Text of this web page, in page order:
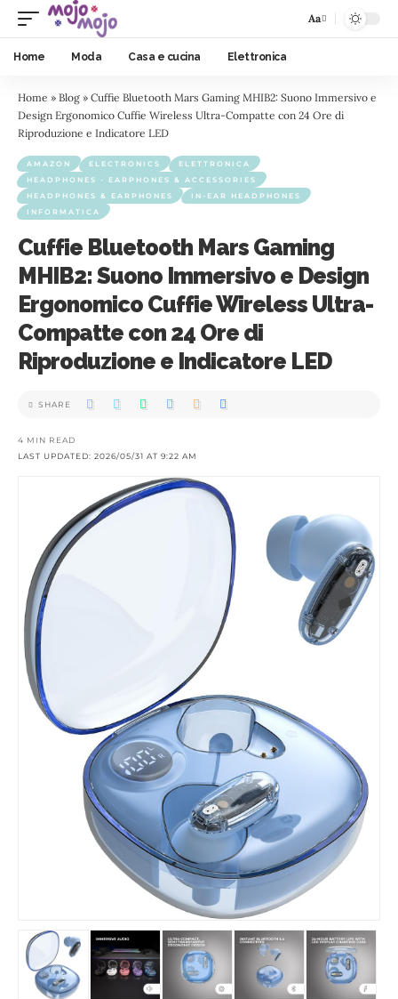
Aa
Home Moda Casa e cucina Elettronica
Home » Blog » Cuffie Bluetooth Mars Gaming MHIB2: Suono Immersivo e
Design Ergonomico Cuffie Wireless Ultra-Compatte con 24 Ore di
Riproduzione e Indicatore LED
AMAZON ELECTRONICS
ELETTRONICA
HEADPHONES - EARPHONES & ACCESSORIES
HEADPHONES & EARPHONES
IN-EAR HEADPHONES
INFORMATICA
Cuffie Bluetooth Mars Gaming
MHIB2: Suono Immersivo e Design
Ergonomico Cuffie Wireless Ultra-
Compatte con 24 Ore di
Riproduzione e Indicatore LED
LAST UPDATED: 2026/05/31 AT 9:22 AM
4 MIN READ
SHARE